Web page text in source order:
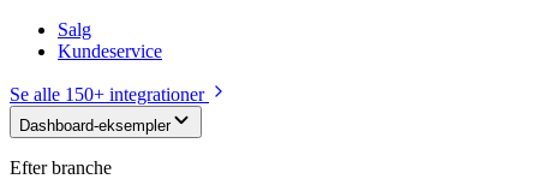
Salg
Kundeservice
Se alle 150+ integrationer
Dashboard-eksempler
Efter branche